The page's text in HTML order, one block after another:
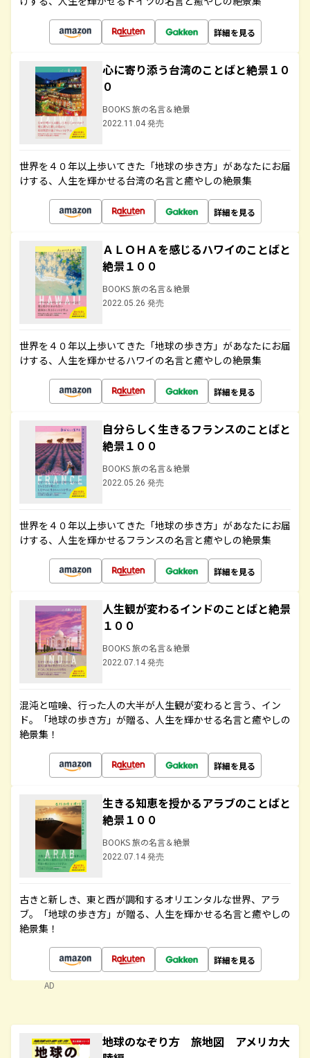
詳細を見る
心に寄り添う台湾のことばと絶景１０
０
BOOKS 旅の名言＆絶景
2022.11.04 発売
世界を４０年以上歩いてきた「地球の歩き方」があなたにお届
けする、人生を輝かせる台湾の名言と癒やしの絶景集
詳細を見る
ＡＬＯＨＡを感じるハワイのことばと
絶景１００
BOOKS 旅の名言＆絶景
2022.05.26 発売
世界を４０年以上歩いてきた「地球の歩き方」があなたにお届
けする、人生を輝かせるハワイの名言と癒やしの絶景集
詳細を見る
自分らしく生きるフランスのことばと
絶景１００
BOOKS 旅の名言＆絶景
2022.05.26 発売
世界を４０年以上歩いてきた「地球の歩き方」があなたにお届
けする、人生を輝かせるフランスの名言と癒やしの絶景集
詳細を見る
人生観が変わるインドのことばと絶景
１００
BOOKS 旅の名言＆絶景
2022.07.14 発売
混沌と喧噪、行った人の大半が人生観が変わると言う、イン
ド。「地球の歩き方」が贈る、人生を輝かせる名言と癒やしの
絶景集！
詳細を見る
生きる知恵を授かるアラブのことばと
絶景１００
BOOKS 旅の名言＆絶景
2022.07.14 発売
古きと新しき、東と西が調和するオリエンタルな世界、アラ
ブ。「地球の歩き方」が贈る、人生を輝かせる名言と癒やしの
絶景集！
詳細を見る
AD
地球のなぞり方 旅地図 アメリカ大